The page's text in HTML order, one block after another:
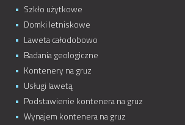
Szkło użytkowe
Domki letniskowe
Laweta całodobowo
Badania geologiczne
Kontenery na gruz
Usługi lawetą
Podstawienie kontenera na gruz
Wynajem kontenera na gruz